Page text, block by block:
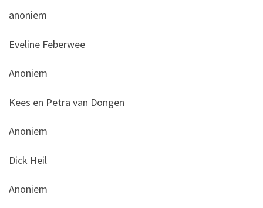
anoniem
Eveline Feberwee
Anoniem
Kees en Petra van Dongen
Anoniem
Dick Heil
Anoniem